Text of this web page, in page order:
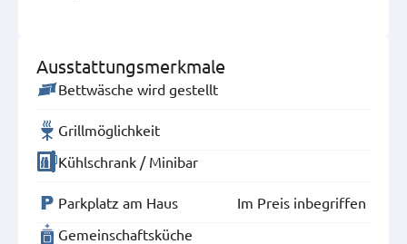
Ausstattungsmerkmale
Bettwäsche wird gestellt
Grillmöglichkeit
Kühlschrank / Minibar
Parkplatz am Haus
Im Preis inbegriffen
Gemeinschaftsküche